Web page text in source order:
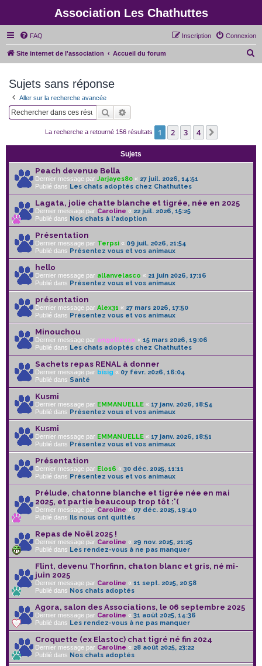
Association Les Chathuttes
FAQ Connexion
Inscription
Site internet de l'association Accueil du forum
Sujets sans réponse
Aller sur la recherche avancée
Rechercher
La recherche a retourné 156 résultats 1 2 3 4
Sujets
Peach devenue Bella
Dernier message par Jarjayes80 « 27 juil. 2026, 14:51
Publié dans Les chats adoptés chez Chathuttes
Lagata, jolie chatte blanche et tigrée, née en 2025
Dernier message par Caroline « 22 juil. 2026, 15:25
Publié dans Nos chats à l'adoption
Présentation
Dernier message par Terpsi « 09 juil. 2026, 21:54
Publié dans Présentez vous et vos animaux
hello
Dernier message par allanvelasco « 21 juin 2026, 17:16
Publié dans Présentez vous et vos animaux
présentation
Dernier message par Alex31 « 27 mars 2026, 17:50
Publié dans Présentez vous et vos animaux
Minouchou
Dernier message par angellesse « 15 mars 2026, 19:06
Publié dans Les chats adoptés chez Chathuttes
Sachets repas RENAL à donner
Dernier message par bisig « 07 févr. 2026, 16:04
Publié dans Santé
Kusmi
Dernier message par EMMANUELLE « 17 janv. 2026, 18:54
Publié dans Présentez vous et vos animaux
Kusmi
Dernier message par EMMANUELLE « 17 janv. 2026, 18:51
Publié dans Présentez vous et vos animaux
Présentation
Dernier message par Elo16 « 30 déc. 2025, 11:11
Publié dans Présentez vous et vos animaux
Prélude, chatonne blanche et tigrée née en mai
2025, et partie beaucoup trop tôt :'(
Dernier message par Caroline « 07 déc. 2025, 19:40
Publié dans Ils nous ont quittés
Repas de Noël 2025 !
Dernier message par Caroline « 29 nov. 2025, 21:25
Publié dans Les rendez-vous à ne pas manquer
Flint, devenu Thorfinn, chaton blanc et gris, né mi-
juin 2025
Dernier message par Caroline « 11 sept. 2025, 20:58
Publié dans Nos chats adoptés
Agora, salon des Associations, le 06 septembre 2025
Dernier message par Caroline « 31 août 2025, 14:36
Publié dans Les rendez-vous à ne pas manquer
Croquette (ex Elastoc) chat tigré né fin 2024
Dernier message par Caroline « 28 août 2025, 23:22
Publié dans Nos chats adoptés